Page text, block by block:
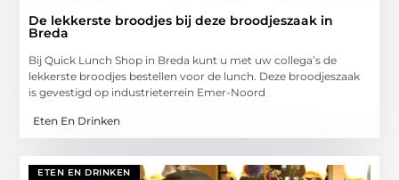
De lekkerste broodjes bij deze broodjeszaak in
Breda
Bij Quick Lunch Shop in Breda kunt u met uw collega’s de
lekkerste broodjes bestellen voor de lunch. Deze broodjeszaak
is gevestigd op industrieterrein Emer-Noord
Eten En Drinken
ETEN EN DRINKEN